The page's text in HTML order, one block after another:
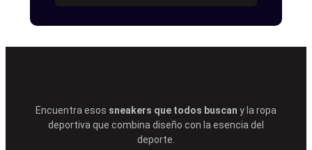
Encuentra esos sneakers que todos buscan y la ropa
deportiva que combina diseño con la esencia del
deporte.